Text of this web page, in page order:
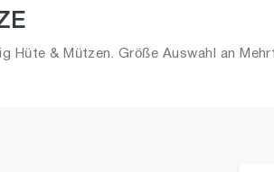
Hüte & Mützen. Größe Auswahl an